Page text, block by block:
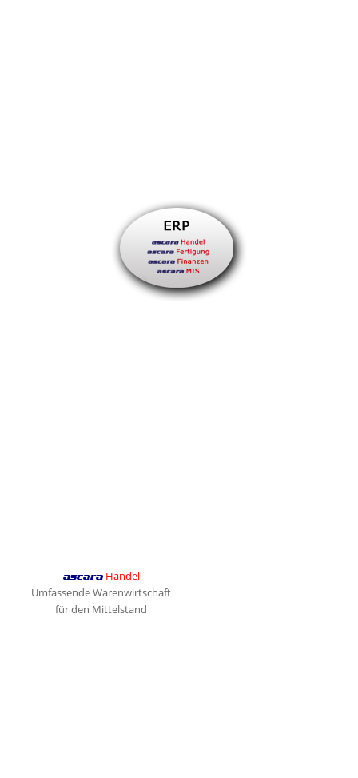
ascara Handel
Umfassende Warenwirtschaft
für den Mittelstand